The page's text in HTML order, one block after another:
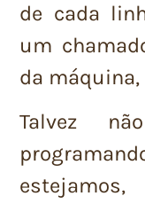
de cada
um
da
Talvez